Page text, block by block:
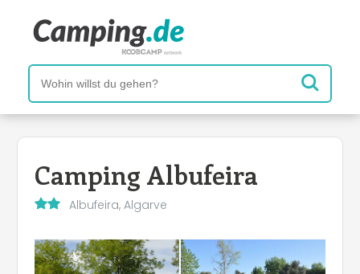
Camping Albufeira
Albufeira, Algarve